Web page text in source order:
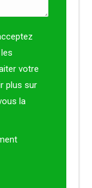
votre
plus sur
la